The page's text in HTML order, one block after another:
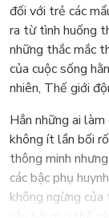
đối với trẻ các
ra từ tình huống
những thắc mắc
của cuộc sống
nhiên, Thế giới
Hẳn những ai
không ít lần bối
thông minh
các bậc phụ
không ngừng